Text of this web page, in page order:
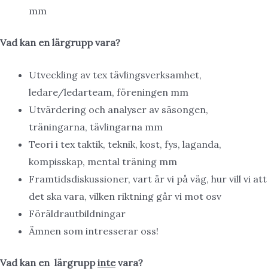
mm
Vad kan en lärgrupp vara?
Utveckling av tex tävlingsverksamhet,
ledare/ledarteam, föreningen mm
Utvärdering och analyser av säsongen,
träningarna, tävlingarna mm
Teori i tex taktik, teknik, kost, fys, laganda,
kompisskap, mental träning mm
Framtidsdiskussioner, vart är vi på väg, hur vill vi att
det ska vara, vilken riktning går vi mot osv
Föräldrautbildningar
Ämnen som intresserar oss!
Vad kan en lärgruppintevara?